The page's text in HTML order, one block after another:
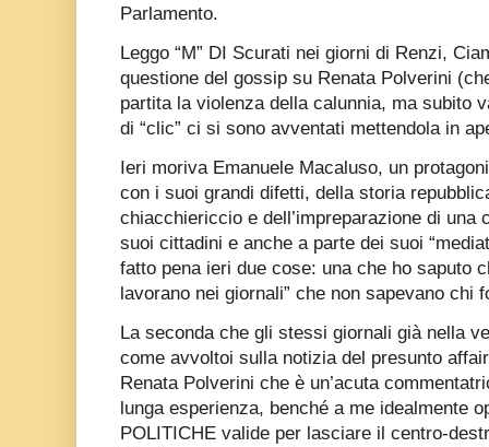
Parlamento.
Leggo “M” DI Scurati nei giorni di Renzi,
questione del gossip su Renata Polverini
partita la violenza della calunnia, ma subito
di “clic” ci si sono avventati mettendola in
Ieri moriva Emanuele Macaluso, un
con i suoi grandi difetti, della storia
chiacchiericcio e dell’impreparazione di una
suoi cittadini e anche a parte dei suoi
fatto pena ieri due cose: una che ho saputo
lavorano nei giornali” che non sapevano chi
La seconda che gli stessi giornali già nella
come avvoltoi sulla notizia del presunto
Renata Polverini che è un’acuta
lunga esperienza, benché a me idealmente
POLITICHE valide per lasciare il centro-